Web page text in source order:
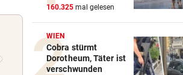
160.325 mal gelesen
WIEN
Cobra stürmt
Dorotheum, Täter ist
verschwunden